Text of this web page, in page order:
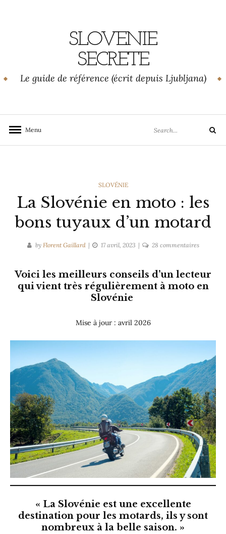
SLOVENIE
SECRETE
Le guide de référence (écrit depuis Ljubljana)
Menu
for:
Search
CATEGORIES
SLOVÉNIE
La Slovénie en moto : les
bons tuyaux d’un motard
by Florent Gaillard 17 avril, 2023 28 commentairessur
en
moto
motard
Voici les meilleurs conseils d’un lecteur
qui vient très régulièrement à moto en
Slovénie
Mise à jour : avril 2026
« La Slovénie est une excellente
destination pour les motards, ils y sont
nombreux à la belle saison. »